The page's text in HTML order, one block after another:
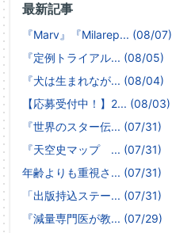
最新記事
『Marv』『Milarep... (08/07)
『定例トライアル... (08/05)
『犬は生まれなが... (08/04)
【応募受付中！】2... (08/03)
『世界のスター伝... (07/31)
『天空史マップ ... (07/31)
年齢よりも重視さ... (07/31)
「出版持込ステー... (07/31)
『減量専門医が教... (07/29)